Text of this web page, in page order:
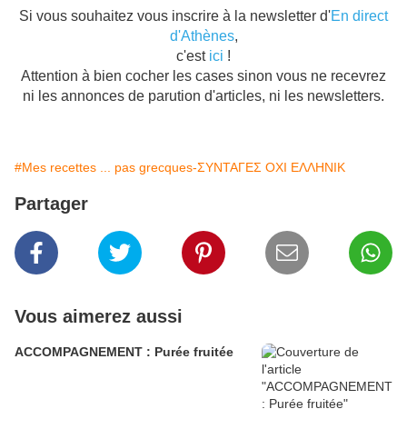
Si vous souhaitez vous inscrire à la newsletter d'En direct
d'Athènes,
c'est ici !
Attention à bien cocher les cases sinon vous ne recevrez
ni les annonces de parution d'articles, ni les newsletters.
#Mes recettes ... pas grecques-ΣΥΝΤΑΓΕΣ ΟΧΙ ΕΛΛΗΝΙΚ
Partager
Vous aimerez aussi
ACCOMPAGNEMENT : Purée fruitée